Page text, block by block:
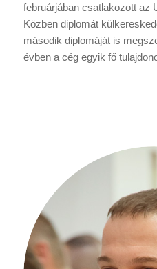
februárjában csatlakozott az
Közben diplomát
második diplomáját is
évben a cég egyik fő